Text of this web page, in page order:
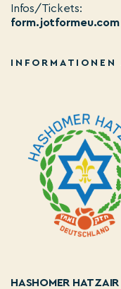
Infos/Tickets:
form.jotformeu.com
INFORMATIONEN
HASHOMER